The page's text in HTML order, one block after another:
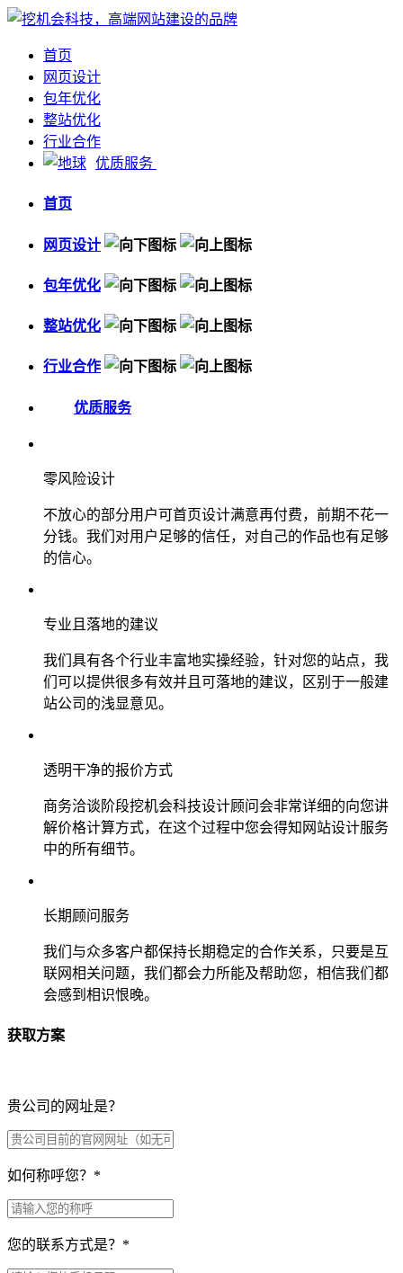
首页
网页设计
包年优化
整站优化
行业合作
优质服务
首页
网页设计
包年优化
整站优化
行业合作
优质服务
零风险设计
不放心的部分用户可首页设计满意再付费，前期不花一
分钱。我们对用户足够的信任，对自己的作品也有足够
的信心。
专业且落地的建议
我们具有各个行业丰富地实操经验，针对您的站点，我
们可以提供很多有效并且可落地的建议，区别于一般建
站公司的浅显意见。
透明干净的报价方式
商务洽谈阶段挖机会科技设计顾问会非常详细的向您讲
解价格计算方式，在这个过程中您会得知网站设计服务
中的所有细节。
长期顾问服务
我们与众多客户都保持长期稳定的合作关系，只要是互
联网相关问题，我们都会力所能及帮助您，相信我们都
会感到相识恨晚。
获取方案
贵公司的网址是？
如何称呼您？ *
您的联系方式是？ *